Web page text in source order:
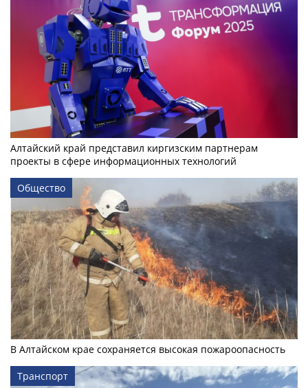
Алтайский край представил киргизским партнерам
проекты в сфере информационных технологий
Общество
В Алтайском крае сохраняется высокая пожароопасность
Транспорт